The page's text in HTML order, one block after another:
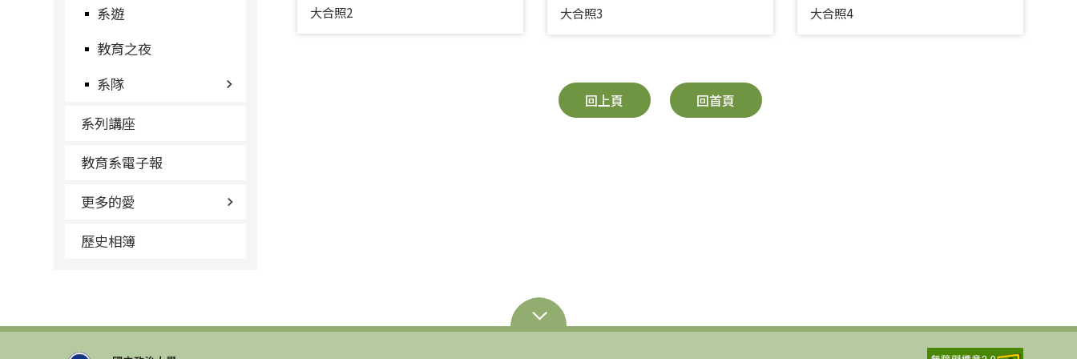
系遊
教育之夜
系隊
系列講座
教育系電子報
更多的愛
歷史相簿
大合照2 大合照3 大合照4
回上頁 回首頁